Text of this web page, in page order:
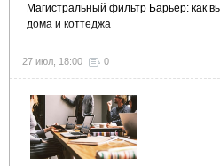
Магистральный фильтр Барьер: как
дома и коттеджа
27 июл, 18:00 0